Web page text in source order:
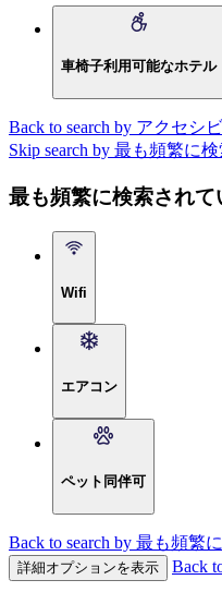
車椅子利用可能なホテル
Back to search by アクセシ
Skip search by 最も頻繁に
最も頻繁に検索されて
Wifi
エアコン
ペット同伴可
Back to search by 最も頻繁
詳細オプションを表示 Back